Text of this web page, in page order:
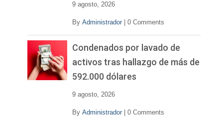
9 agosto, 2026
By Administrador 0 Comments
Condenados por lavado de
activos tras hallazgo de más de
592.000 dólares
9 agosto, 2026
By Administrador 0 Comments